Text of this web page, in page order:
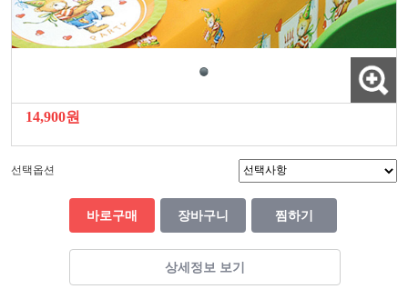
14,900원
선택옵션
바로구매 장바구니 찜하기
상세정보 보기